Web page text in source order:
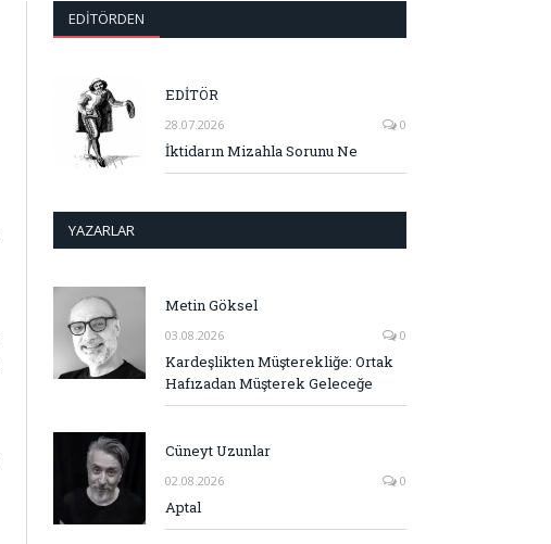
EDITÖRDEN
EDİTÖR
28.07.2026 0
İktidarın Mizahla Sorunu Ne
YAZARLAR
Metin Göksel
03.08.2026 0
Kardeşlikten Müşterekliğe: Ortak
Hafızadan Müşterek Geleceğe
Cüneyt Uzunlar
02.08.2026 0
Aptal